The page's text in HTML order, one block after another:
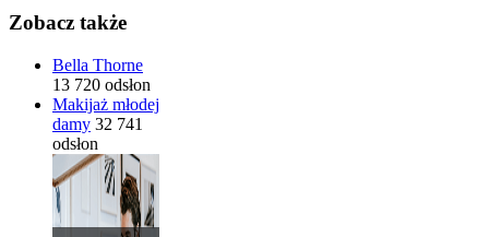
Zobacz także
Bella Thorne
13 720 odsłon
Makijaż młodej
damy 32 741
odsłon